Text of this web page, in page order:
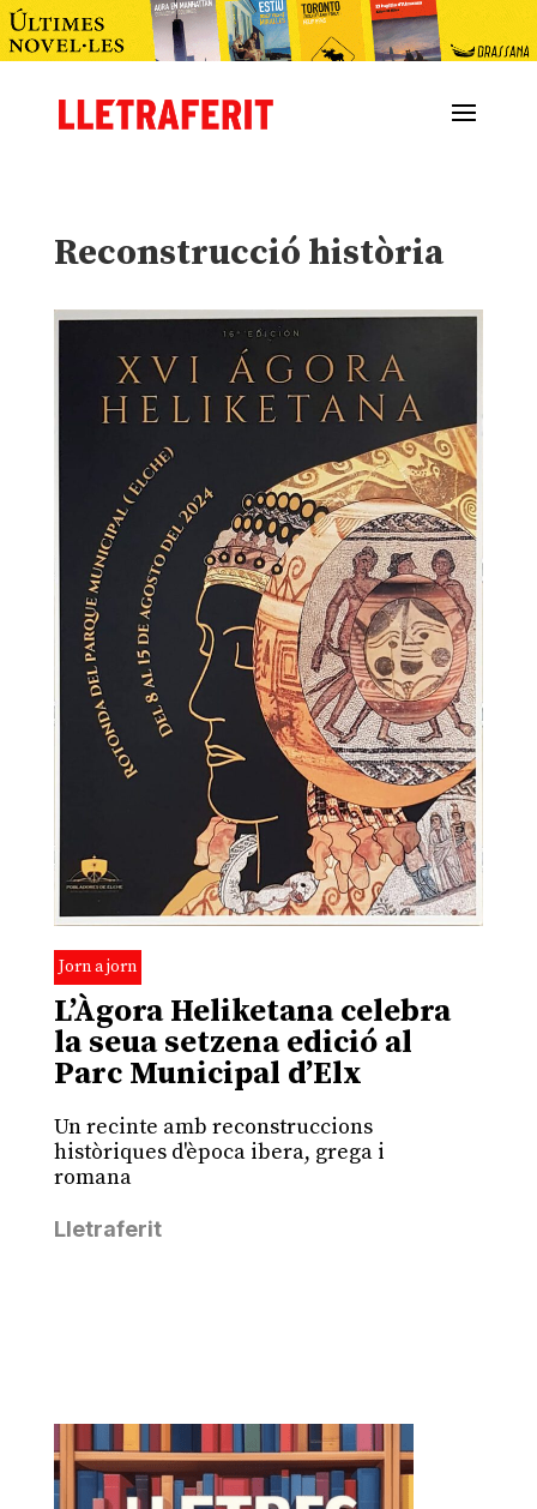
Reconstrucció història
Jorn a jorn
L’Àgora Heliketana celebra
la seua setzena edició al
Parc Municipal d’Elx
Un recinte amb reconstruccions
històriques d'època ibera, grega i
romana
Lletraferit